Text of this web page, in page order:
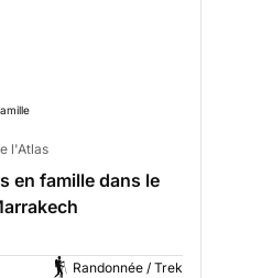
l'Atlas
en famille dans le
Randonnée / Trek